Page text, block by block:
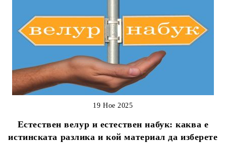
Естествен велур и естествен набук: каква е
истинската разлика и кой материал да изберете
19 Ное 2025